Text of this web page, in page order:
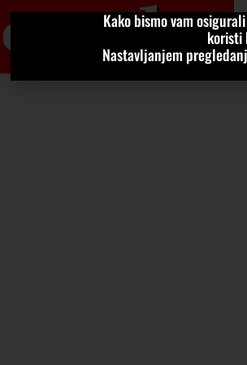
Kako bismo vam
koristi
Nastavljanjem